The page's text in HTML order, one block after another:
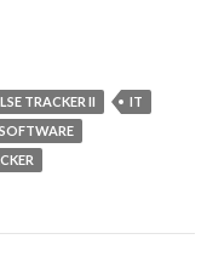
TRACKER II
IT